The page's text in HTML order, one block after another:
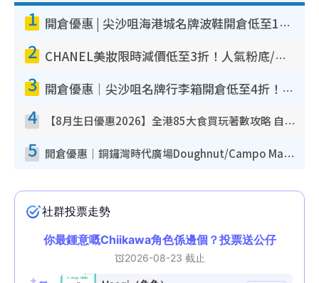
1 開倉優惠 | 尖沙咀海港城名牌波鞋開倉低至1折！On鞋$899起／Joy&Peace鞋履$98起
2 CHANEL美妝限時減價低至3折！人氣粉底/唇膏/精華液低至$275！COCO香水都有平
3 開倉優惠｜尖沙咀名牌行李箱開倉低至4折！一連5日 American Tourister/ace./Hallmark $200起！
4 【8月生日優惠2026】全港85大食買玩著數攻略 自助餐/火鍋放題同行免費＋誠品/DONKI送現金券
5 開倉優惠｜銅鑼灣時代廣場Doughnut/Campo Marzio開倉低至1折！背囊、書包、手袋劈價$200起